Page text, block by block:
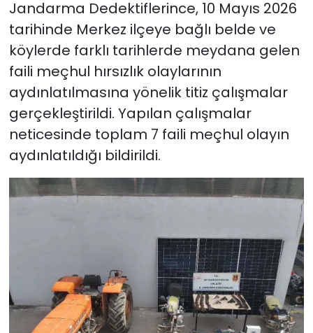
Jandarma Dedektiflerince, 10 Mayıs 2026
tarihinde Merkez ilçeye bağlı belde ve
köylerde farklı tarihlerde meydana gelen
faili meçhul hırsızlık olaylarının
aydınlatılmasına yönelik titiz çalışmalar
gerçekleştirildi. Yapılan çalışmalar
neticesinde toplam 7 faili meçhul olayın
aydınlatıldığı bildirildi.